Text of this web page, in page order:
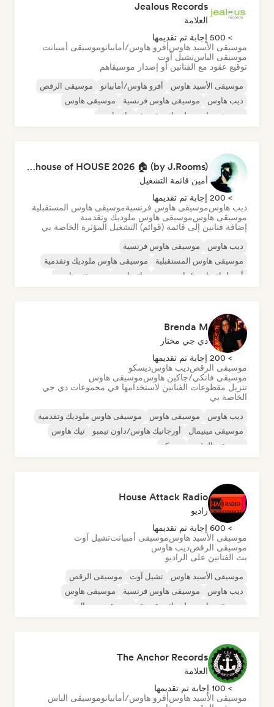
Jealous Records
العلامة
> 500 إجابة تم تقديمها
موسيقى الأسيد هاوسأفرو هاوس/أمابيانوموسيقى أمبيانت
موسيقى الباستشيل آوت
توقيع عقود مع الفنانين أو إصدار موسيقاهم
موسيقى الأسيد هاوس أفرو هاوس/أمابيانو
موسيقى الرقص
ديب هاوس
موسيقى هاوس فرنسية
موسيقى هاوس
موسيقى هاوس ملوديك وتقدمية
تيك هاوس
The house of HOUSE 2026 🏠 (by J.Rooms)
أمين قائمة التشغيل
> 200 إجابة تم تقديمها
ديب هاوسموسيقى هاوس فرنسيةموسيقى هاوس المستقبلية
موسيقى هاوسموسيقى هاوس ملوديك وتقدمية
إضافة فنانين إلى قائمة (قوائم) التشغيل المؤثرة الخاصة بي
ديب هاوس
موسيقى هاوس فرنسية
موسيقى هاوس المستقبلية
موسيقى هاوس ملوديك وتقدمية
أورجانيك هاوس/داون تيمبو
تيك هاوس موسيقى هاوس
Brenda M
دي جي مختار
> 200 إجابة تم تقديمها
موسيقى الرقصديب هاوسديسكو
موسيقى فانكي/جاكين هاوسموسيقى هاوس
تنزيل مقطوعات الفنانين لاستخدامها في مجموعات دي جي
الخاصة بي
ديب هاوس موسيقى هاوس
موسيقى هاوس ملوديك وتقدمية
موسيقى مينيمال
أورجانيك هاوس/داون تيمبو
تيك هاوس
موسيقى الرقص
ديسكو
House Attack Radio
راديو
> 600 إجابة تم تقديمها
موسيقى الأسيد هاوسموسيقى أمبيانتتشيل آوت
موسيقى الرقصديب هاوس
بث الفنانين على الراديو
موسيقى الأسيد هاوس تشيل آوت
موسيقى الرقص
ديب هاوس
موسيقى هاوس فرنسية
موسيقى هاوس
موسيقى هاوس ملوديك وتقدمية
موسيقى مينيمال
The Anchor Records
العلامة
> 100 إجابة تم تقديمها
موسيقى الأسيد هاوسأفرو هاوس/أمابيانوموسيقى الباس